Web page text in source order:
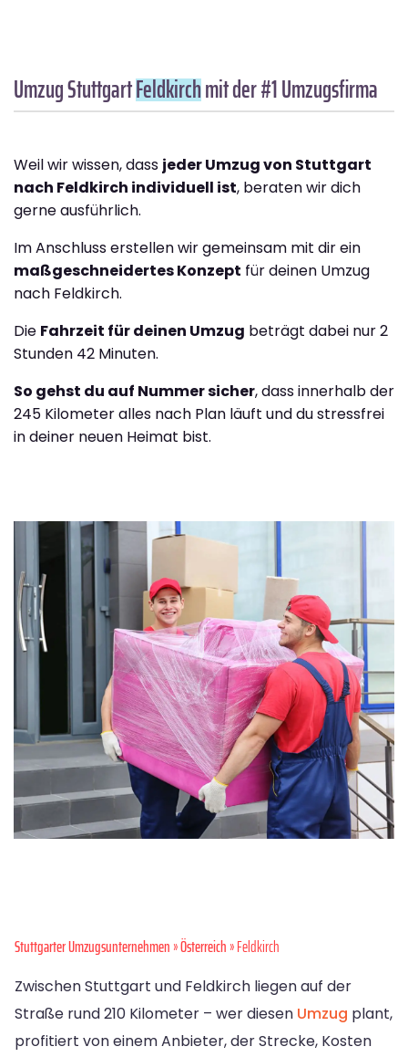
Umzug StuttgartFeldkirchmit der #1 Umzugsfirma
Weil wir wissen, dass jeder Umzug von Stuttgart
nach Feldkirch individuell ist, beraten wir dich
gerne ausführlich.
Im Anschluss erstellen wir gemeinsam mit dir ein
maßgeschneidertes Konzept für deinen Umzug
nach Feldkirch.
Die Fahrzeit für deinen Umzug beträgt dabei nur 2
Stunden 42 Minuten.
So gehst du auf Nummer sicher, dass innerhalb der
245 Kilometer alles nach Plan läuft und du stressfrei
in deiner neuen Heimat bist.
Stuttgarter Umzugsunternehmen»Österreich» Feldkirch
Zwischen Stuttgart und Feldkirch liegen auf der
Straße rund 210 Kilometer – wer diesen Umzug plant,
profitiert von einem Anbieter, der Strecke, Kosten